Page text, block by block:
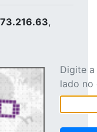
,
Digite
lado no